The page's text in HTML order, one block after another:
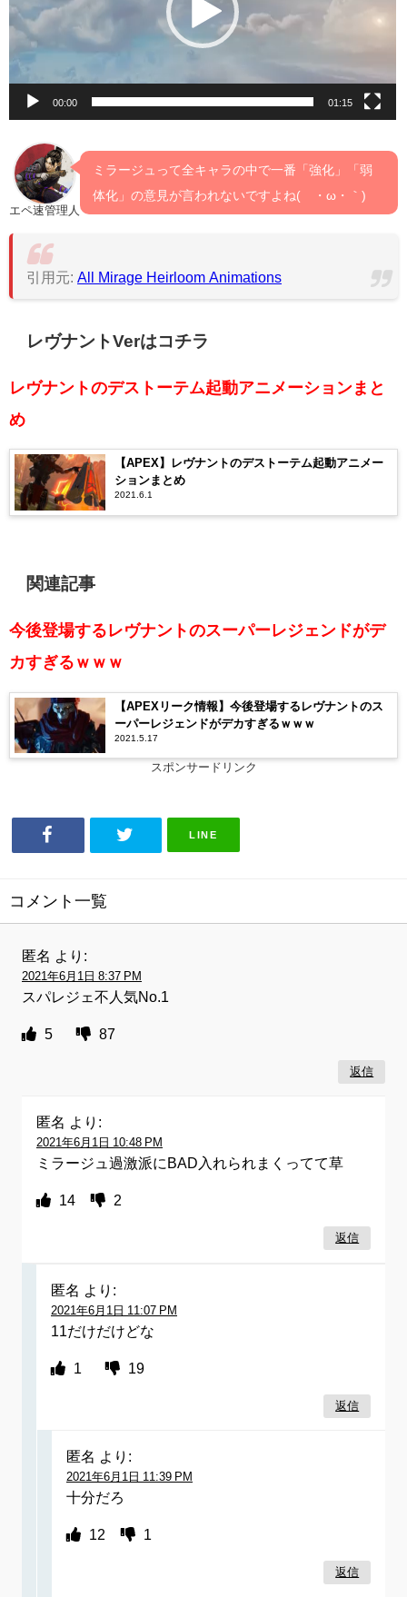
ー
00:00 01:15
エペ速管理人
ミラージュって全キャラの中で一番「強化」「弱
体化」の意見が言われないですよね(´・ω・｀)
引用元: All Mirage Heirloom Animations
レヴナントVerはコチラ
レヴナントのデストーテム起動アニメーションまと
め
【APEX】レヴナントのデストーテム起動アニメー
ションまとめ
2021.6.1
関連記事
今後登場するレヴナントのスーパーレジェンドがデ
カすぎるｗｗｗ
【APEXリーク情報】今後登場するレヴナントのス
ーパーレジェンドがデカすぎるｗｗｗ
2021.5.17
スポンサードリンク
LINE
コメント一覧
匿名 より:
2021年6月1日 8:37 PM
スパレジェ不人気No.1
5 87
返信
匿名 より:
2021年6月1日 10:48 PM
ミラージュ過激派にBAD入れられまくってて草
14 2
返信
匿名 より:
2021年6月1日 11:07 PM
11だけだけどな
1 19
返信
匿名 より:
2021年6月1日 11:39 PM
十分だろ
12 1
返信